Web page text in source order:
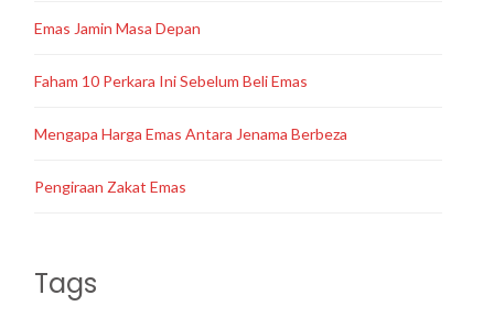
Emas Jamin Masa Depan
Faham 10 Perkara Ini Sebelum Beli Emas
Mengapa Harga Emas Antara Jenama Berbeza
Pengiraan Zakat Emas
Tags